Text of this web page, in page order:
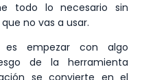
todo lo necesario sin
no vas a usar.
empezar con algo
de la herramienta